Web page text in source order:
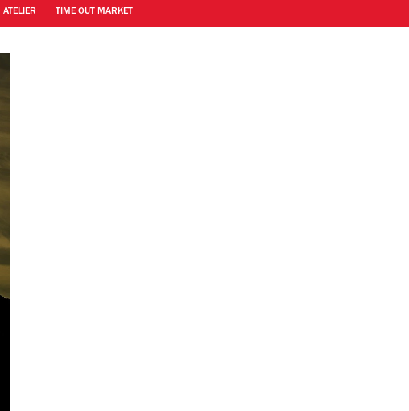
ATELIER TIME OUT MARKET